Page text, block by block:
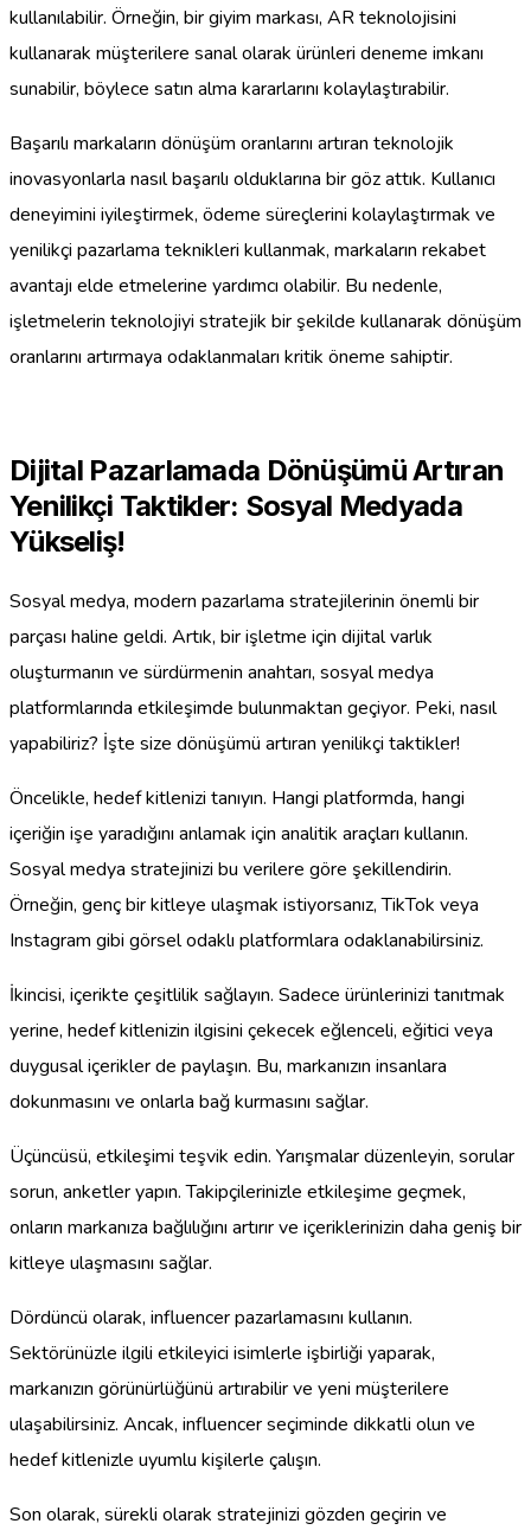
kullanılabilir. Örneğin, bir giyim markası, AR teknolojisini
kullanarak müşterilere sanal olarak ürünleri deneme imkanı
sunabilir, böylece satın alma kararlarını kolaylaştırabilir.
Başarılı markaların dönüşüm oranlarını artıran teknolojik
inovasyonlarla nasıl başarılı olduklarına bir göz attık. Kullanıcı
deneyimini iyileştirmek, ödeme süreçlerini kolaylaştırmak ve
yenilikçi pazarlama teknikleri kullanmak, markaların rekabet
avantajı elde etmelerine yardımcı olabilir. Bu nedenle,
işletmelerin teknolojiyi stratejik bir şekilde kullanarak dönüşüm
oranlarını artırmaya odaklanmaları kritik öneme sahiptir.
Dijital Pazarlamada Dönüşümü Artıran
Yenilikçi Taktikler: Sosyal Medyada
Yükseliş!
Sosyal medya, modern pazarlama stratejilerinin önemli bir
parçası haline geldi. Artık, bir işletme için dijital varlık
oluşturmanın ve sürdürmenin anahtarı, sosyal medya
platformlarında etkileşimde bulunmaktan geçiyor. Peki, nasıl
yapabiliriz? İşte size dönüşümü artıran yenilikçi taktikler!
Öncelikle, hedef kitlenizi tanıyın. Hangi platformda, hangi
içeriğin işe yaradığını anlamak için analitik araçları kullanın.
Sosyal medya stratejinizi bu verilere göre şekillendirin.
Örneğin, genç bir kitleye ulaşmak istiyorsanız, TikTok veya
Instagram gibi görsel odaklı platformlara odaklanabilirsiniz.
İkincisi, içerikte çeşitlilik sağlayın. Sadece ürünlerinizi tanıtmak
yerine, hedef kitlenizin ilgisini çekecek eğlenceli, eğitici veya
duygusal içerikler de paylaşın. Bu, markanızın insanlara
dokunmasını ve onlarla bağ kurmasını sağlar.
Üçüncüsü, etkileşimi teşvik edin. Yarışmalar düzenleyin, sorular
sorun, anketler yapın. Takipçilerinizle etkileşime geçmek,
onların markanıza bağlılığını artırır ve içeriklerinizin daha geniş bir
kitleye ulaşmasını sağlar.
Dördüncü olarak, influencer pazarlamasını kullanın.
Sektörünüzle ilgili etkileyici isimlerle işbirliği yaparak,
markanızın görünürlüğünü artırabilir ve yeni müşterilere
ulaşabilirsiniz. Ancak, influencer seçiminde dikkatli olun ve
hedef kitlenizle uyumlu kişilerle çalışın.
Son olarak, sürekli olarak stratejinizi gözden geçirin ve